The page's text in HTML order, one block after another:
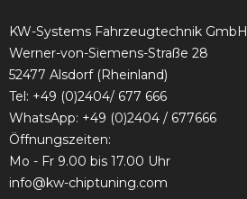
KW-Systems Fahrzeugtechnik GmbH
Werner-von-Siemens-Straße 28
52477 Alsdorf (Rheinland)
Tel: +49 (0)2404/ 677 666
WhatsApp: +49 (0)2404 / 677666
Öffnungszeiten:
Mo - Fr 9.00 bis 17.00 Uhr
info@kw-chiptuning.com